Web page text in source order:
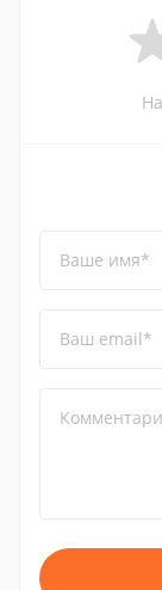
Ваше имя*
Ваш email*